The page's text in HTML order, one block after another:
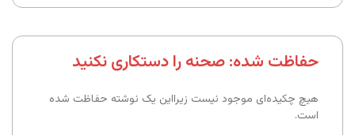
حفاظت شده: صحنه را دستکاری نکنید
هیچ چکیده‌ای موجود نیست زیرا‌این یک نوشته حفاظت شده
است.